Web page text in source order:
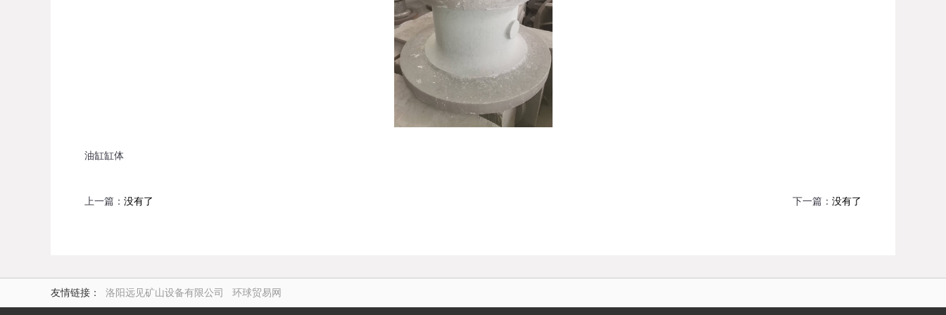
油缸缸体
上一篇： 没有了 下一篇： 没有了
友情链接： 洛阳远见矿山设备有限公司 环球贸易网